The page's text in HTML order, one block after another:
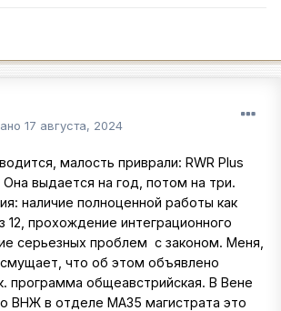
17 августа, 2024
малость приврали: RWR Plus
выдается на год, потом на три.
наличие полноценной работы как
прохождение интеграционного
серьезных проблем с законом. Меня,
что об этом объявлено
программа общеавстрийская. В Вене
ВНЖ в отделе МА35 магистрата это